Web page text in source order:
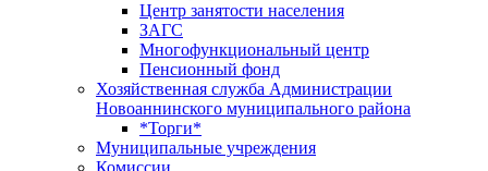
Центр занятоcти населения
ЗАГС
Многофункциональный центр
Пенсионный фонд
Хозяйственная служба Администрации
Новоаннинского муниципального района
*Торги*
Муниципальные учреждения
Комиссии